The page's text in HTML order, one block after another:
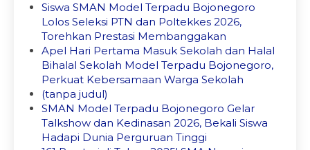
Siswa SMAN Model Terpadu Bojonegoro
Lolos Seleksi PTN dan Poltekkes 2026,
Torehkan Prestasi Membanggakan
Apel Hari Pertama Masuk Sekolah dan Halal
Bihalal Sekolah Model Terpadu Bojonegoro,
Perkuat Kebersamaan Warga Sekolah
(tanpa judul)
SMAN Model Terpadu Bojonegoro Gelar
Talkshow dan Kedinasan 2026, Bekali Siswa
Hadapi Dunia Perguruan Tinggi